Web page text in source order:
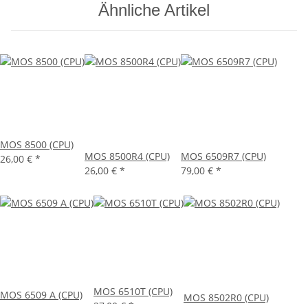
Ähnliche Artikel
MOS 8500 (CPU)
26,00 € *
MOS 8500R4 (CPU)
26,00 € *
MOS 6509R7 (CPU)
79,00 € *
MOS 6509 A (CPU)
MOS 6510T (CPU)
MOS 8502R0 (CPU)